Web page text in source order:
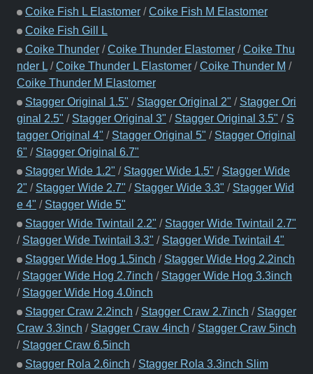
Coike Fish L Elastomer /Coike Fish M Elastomer
Coike Fish Gill L
Coike Thunder /Coike Thunder Elastomer /Coike Thu
nder L /Coike Thunder L Elastomer /Coike Thunder M /
Coike Thunder M Elastomer
Stagger Original 1.5" / Stagger Original 2" / Stagger Ori
ginal 2.5" / Stagger Original 3" / Stagger Original 3.5" / S
tagger Original 4" / Stagger Original 5" / Stagger Original
6" / Stagger Original 6.7"
Stagger Wide 1.2" / Stagger Wide 1.5" / Stagger Wide
2" / Stagger Wide 2.7" / Stagger Wide 3.3" / Stagger Wid
e 4" / Stagger Wide 5"
Stagger Wide Twintail 2.2" / Stagger Wide Twintail 2.7"
/ Stagger Wide Twintail 3.3" / Stagger Wide Twintail 4"
Stagger Wide Hog 1.5inch / Stagger Wide Hog 2.2inch
/ Stagger Wide Hog 2.7inch / Stagger Wide Hog 3.3inch
/ Stagger Wide Hog 4.0inch
Stagger Craw 2.2inch / Stagger Craw 2.7inch / Stagger
Craw 3.3inch / Stagger Craw 4inch / Stagger Craw 5inch
/ Stagger Craw 6.5inch
Stagger Rola 2.6inch / Stagger Rola 3.3inch Slim